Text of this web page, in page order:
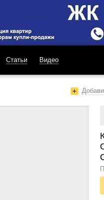
Статьи Видео